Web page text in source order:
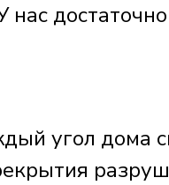
нас
угол дома